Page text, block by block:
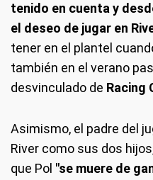
tenido en cuenta y
el deseo de jugar en
tener en el plantel
también en el verano
desvinculado de Racing
Asimismo, el padre del
River como sus dos
que Pol "se muere de